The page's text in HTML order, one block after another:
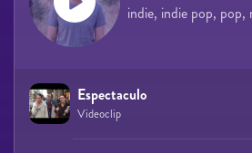
indie, indie pop,
Espectaculo
Videoclip